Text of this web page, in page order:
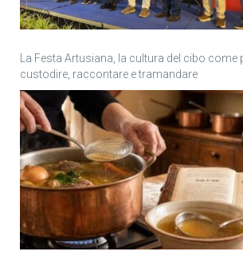
La Festa Artusiana, la cultura del cibo
custodire, raccontare e tramandare